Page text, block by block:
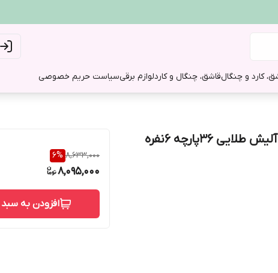
کارد و چنگالقاشق، چنگال و کاردلوازم برقیسیاست حریم خصوصی
36پارچه 6نفره
8,633,000
6%
8,095,000
افزودن به